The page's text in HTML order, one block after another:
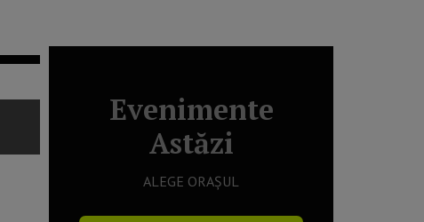
Evenimente
Astăzi
ALEGE ORAȘUL